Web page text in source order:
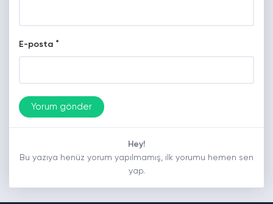
E-posta *
Hey!
Bu yazıya henüz yorum yapılmamış, ilk yorumu hemen sen
yap.